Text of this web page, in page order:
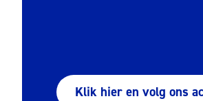
Klik hier en volg ons